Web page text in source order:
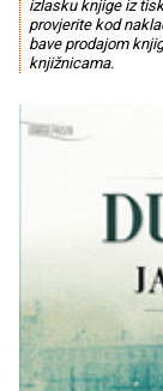
izlasku knjige iz
provjerite kod
bave prodajom
knjižnicama.